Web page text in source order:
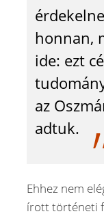
honnan,
ide: ezt
az
adtuk.
Ehhez nem
írott történeti